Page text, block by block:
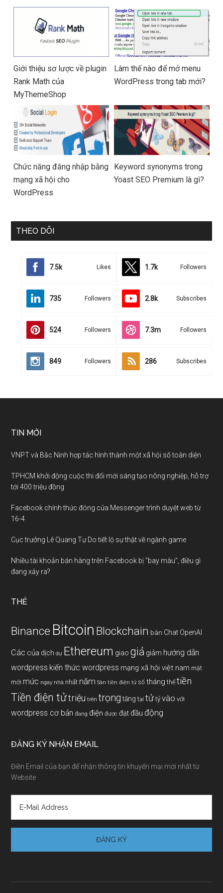
Giới thiệu sơ lược về plugin
Rank Math của
MyThemeShop
Làm thế nào để mở menu
WordPress trong tab mới?
Chức năng đăng nhập bằng
mạng xã hội cho
WordPress
Keyword synonyms trong
Yoast SEO Premium là gì?
THEO DÕI
7.5k Likes 1.7k Followers
735 Followers 2.8k Subscribes
524 Followers 7.3m Followers
849 Followers 286 Subscribes
TIN MỚI
VNPT và Bắc Ninh hợp tác hình thành một xã hội số toàn diện
TPHCM khởi động cuộc thi đổi mới sáng tạo nông nghiệp, hỗ trợ
tới 400 triệu đồng
Facebook chính thức đóng cửa Messenger trình duyệt web từ
16-4
Cục trưởng Lê Quang Tự Do tiết lộ sự thật về ngành game
Nhiều tài khoản bán hàng trên Facebook bị “bay màu”, điều gì
đang xảy ra?
THẺ
Binance Bitcoin Blockchain bàn Chat OpenAI
Các của dịch dự Ethereum giao giả giảm hướng dẫn
wordpress kiến thức wordpress mạng xã hội việt nam mật
mới mức ngay nhà nhất năm Sàn tiền điện tử số tháng thế tiền
Tiền điện tửtriệu trên trọng tăng tại tử tỷ vào với
wordpress cơ bản đang điện được đạtđầu động
ĐĂNG KÝ NHẬN EMAIL
Điền Email của bạn để nhận thông tin khuyến mại mới nhất từ
Website